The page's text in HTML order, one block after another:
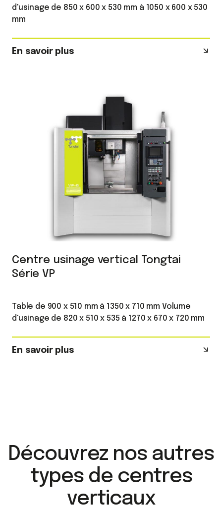
d'usinage de 850 x 600 x 530 mm à 1050 x 600 x 530
mm
En savoir plus
Centre usinage vertical Tongtai
Série VP
Table de 900 x 510 mm à 1350 x 710 mm Volume
d'usinage de 820 x 510 x 535 à 1270 x 670 x 720 mm
En savoir plus
Découvrez nos autres
types de centres
verticaux